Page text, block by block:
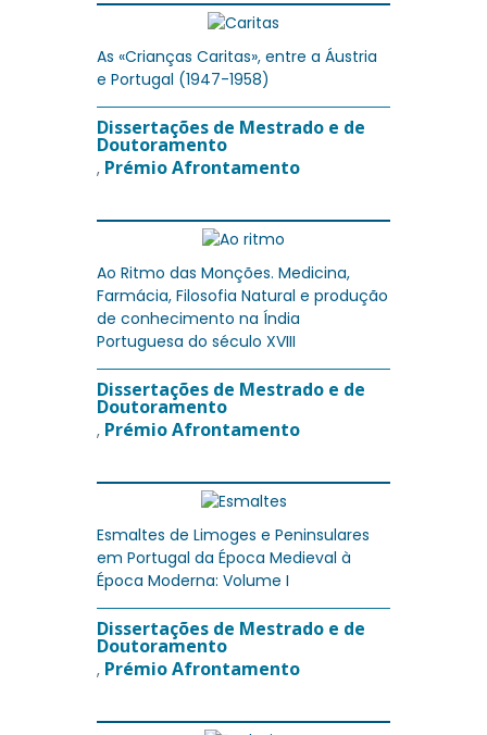
As «Crianças Caritas», entre a Áustria
e Portugal (1947-1958)
Dissertações de Mestrado e de
Doutoramento
, Prémio Afrontamento
Ao Ritmo das Monções. Medicina,
Farmácia, Filosofia Natural e produção
de conhecimento na Índia
Portuguesa do século XVIII
Dissertações de Mestrado e de
Doutoramento
, Prémio Afrontamento
Esmaltes de Limoges e Peninsulares
em Portugal da Época Medieval à
Época Moderna: Volume I
Dissertações de Mestrado e de
Doutoramento
, Prémio Afrontamento